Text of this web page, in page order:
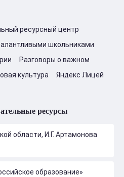
ресурсный центр
школьниками
Разговоры о важном
культура Яндекс Лицей
ресурсы
области, И.Г. Артамонова
образование»